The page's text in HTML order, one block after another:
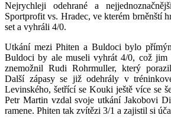
Nejrychleji odehrané a
Sportprofit vs. Hradec, ve kterém brněnští
set a vyhráli 4/0.
Utkání mezi Phiten a Buldoci bylo
Buldoci by ale museli vyhrát 4/0, což
znemožnil Rudi Rohrmuller, který
Další zápasy se již odehrály v
Levinského, šetřící se Kouki ještě více se
Petr Martin vzdal svoje utkání Jakobovi
ramene. Phiten tak zvítězi 3/1 a zajistil si